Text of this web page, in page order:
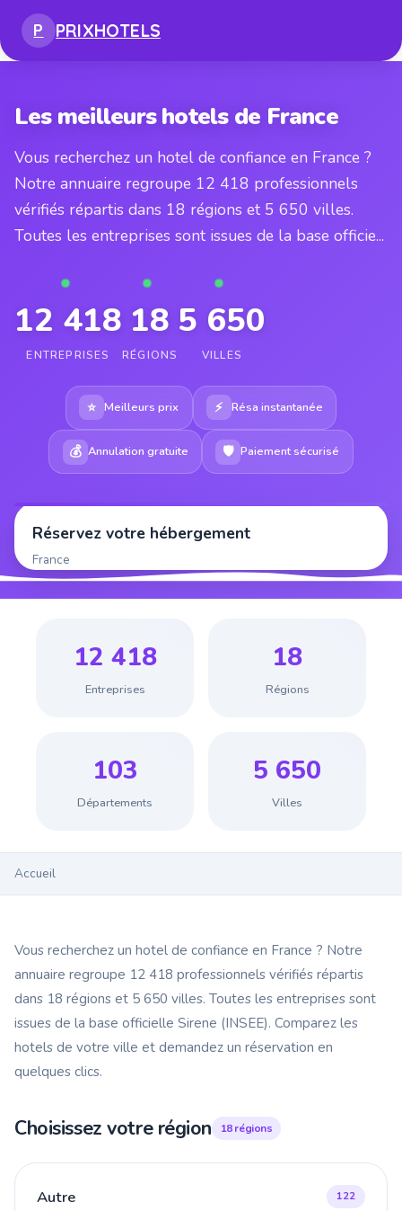
P PRIXHOTELS
Les meilleurs hotels de France
Vous recherchez un hotel de confiance en France ?
Notre annuaire regroupe 12 418 professionnels
vérifiés répartis dans 18 régions et 5 650 villes.
Toutes les entreprises sont issues de la base officie...
12 418
ENTREPRISES
18
RÉGIONS
5 650
VILLES
⭐ Meilleurs prix ⚡ Résa instantanée
💰 Annulation gratuite 🛡 Paiement sécurisé
Réservez votre hébergement
France
12 418
Entreprises
18
Régions
103
Départements
5 650
Villes
Accueil
Vous recherchez un hotel de confiance en France ? Notre
annuaire regroupe 12 418 professionnels vérifiés répartis
dans 18 régions et 5 650 villes. Toutes les entreprises sont
issues de la base officielle Sirene (INSEE). Comparez les
hotels de votre ville et demandez un réservation en
quelques clics.
Choisissez votre région 18 régions
Autre 122